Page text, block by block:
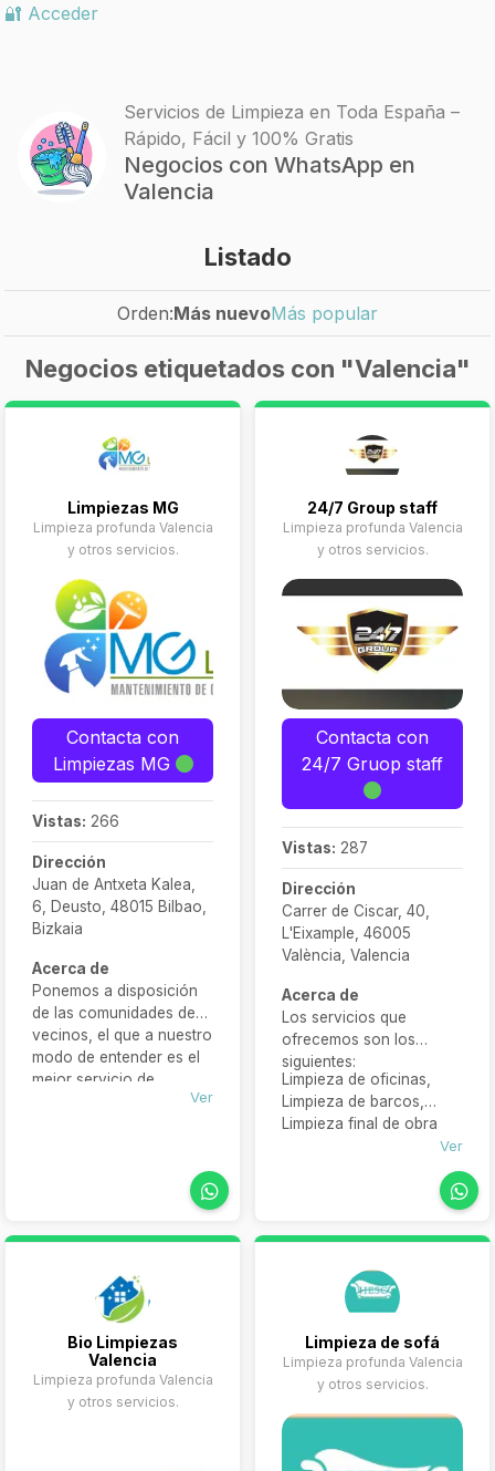
🔐 Acceder
Servicios de Limpieza en Toda España –
Rápido, Fácil y 100% Gratis
Negocios con WhatsApp en
Valencia
Listado
Orden:Más nuevoMás popular
Negocios etiquetados con "Valencia"
Limpiezas MG
Limpieza profunda Valencia
y otros servicios.
Contacta con
Limpiezas MG
Vistas: 266
Dirección
Juan de Antxeta Kalea,
6, Deusto, 48015 Bilbao,
Bizkaia
Acerca de
Ponemos a disposición
de las comunidades de
vecinos, el que a nuestro
modo de entender es el
mejor servicio de
limpieza calidad-precio
general, limpieza tanto
fuera, la limpieza de los
hora de presentar
fregados y barridos, la
limpieza en los buzones
Ver
24/7 Group staff
Limpieza profunda Valencia
y otros servicios.
Contacta con
24/7 Gruop staff
Vistas: 287
Dirección
Carrer de Ciscar, 40,
L'Eixample, 46005
València, Valencia
Acerca de
Los servicios que
ofrecemos son los
siguientes:
Limpieza de oficinas,
Limpieza de barcos,
Limpieza final de obra
Ver
Bio Limpiezas
Valencia
Limpieza profunda Valencia
y otros servicios.
Limpieza de sofá
Limpieza profunda Valencia
y otros servicios.